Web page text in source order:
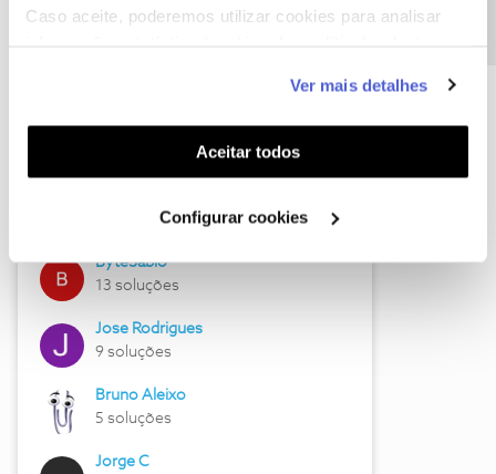
Caso aceite, poderemos utilizar cookies para analisar
funcionalidades (cookies de personalização e
funcionalidade) e adaptar anúncios aos seus interesses
(cookies de publicidade personalizada). Pode gerir a
utilização dos cookies clicando em "Configurar
Ver mais detalhes
Aceitar todos
Configurar cookies
Hall of Fame de julho
17 soluções
ByteSábio
13 soluções
Jose Rodrigues
9 soluções
Bruno Aleixo
5 soluções
Jorge C